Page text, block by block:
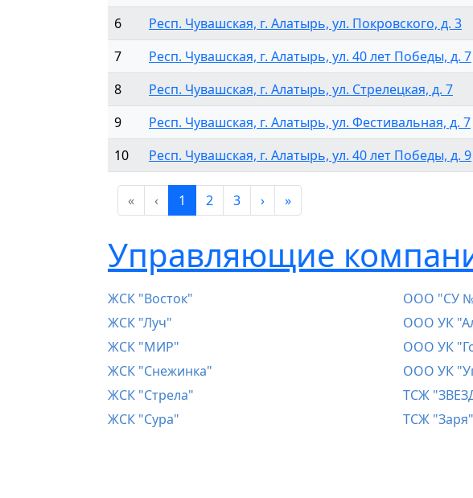
6
Респ. Чувашская, г. Алатырь, ул. Покровского, д. 3
7
Респ. Чувашская, г. Алатырь, ул. 40 лет Победы, д. 7
8
Респ. Чувашская, г. Алатырь, ул. Стрелецкая, д. 7
9
Респ. Чувашская, г. Алатырь, ул. Фестивальная, д. 7
10
Респ. Чувашская, г. Алатырь, ул. 40 лет Победы, д. 9
« ‹ 1 2 3 › »
Управляющие
ЖСК "Восток"
ЖСК "Луч"
ЖСК "МИР"
ЖСК "Снежинка"
ЖСК "Стрела"
ЖСК "Сура"
ООО "СУ
ООО УК
ООО УК
ООО УК
ТСЖ
ТСЖ